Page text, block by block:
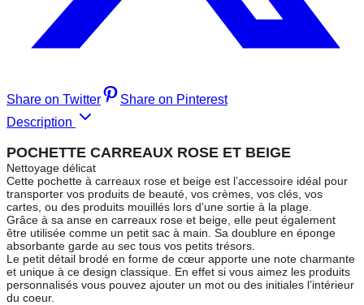
Share on Twitter
Share on Pinterest
Description
POCHETTE CARREAUX ROSE ET BEIGE
Nettoyage délicat
Cette pochette à carreaux rose et beige est l’accessoire idéal pour
transporter vos produits de beauté, vos crèmes, vos clés, vos
cartes, ou des produits mouillés lors d’une sortie à la plage.
Grâce à sa anse en carreaux rose et beige, elle peut également
être utilisée comme un petit sac à main. Sa doublure en éponge
absorbante garde au sec tous vos petits trésors.
Le petit détail brodé en forme de cœur apporte une note charmante
et unique à ce design classique. En effet si vous aimez les produits
personnalisés vous pouvez ajouter un mot ou des initiales l’intérieur
du coeur.